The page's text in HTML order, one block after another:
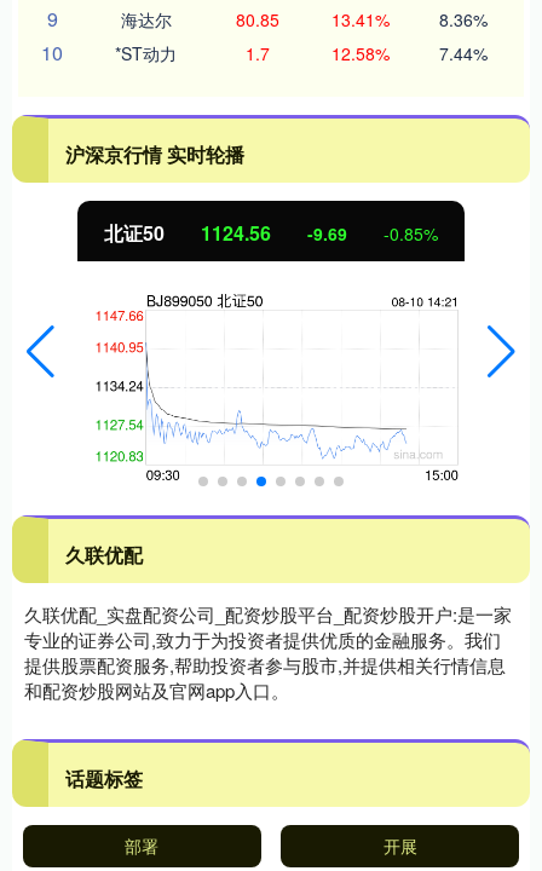
9 海达尔 80.85 13.41% 8.36%
10 *ST动力 1.7 12.58% 7.44%
沪深京行情 实时轮播
北证50 1124.56 -9.69 -0.85%
久联优配
久联优配_实盘配资公司_配资炒股平台_配资炒股开户:是一家
专业的证券公司,致力于为投资者提供优质的金融服务。我们
提供股票配资服务,帮助投资者参与股市,并提供相关行情信息
和配资炒股网站及官网app入口。
话题标签
部署 开展